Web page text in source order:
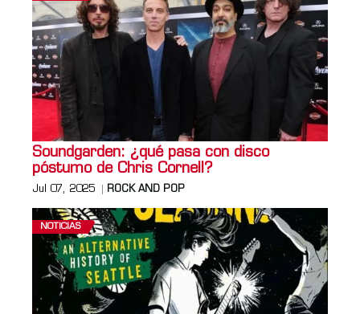
Soundgarden: ¿qué pasa con disco
póstumo de Chris Cornell?
Jul 07, 2025 ROCK AND POP
NOTICIAS